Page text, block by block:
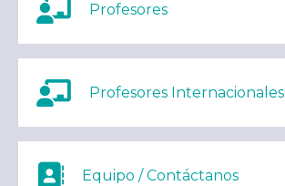
Profesores
Profesores Internacionales
Equipo / Contáctanos